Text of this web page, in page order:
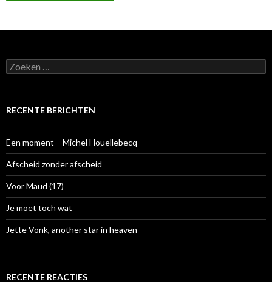
Z
o
e
a
a
r
:
RECENTE BERICHTEN
Een moment – Michel Houellebecq
Afscheid zonder afscheid
Voor Maud (17)
Je moet toch wat
Jette Vonk, another star in heaven
RECENTE REACTIES